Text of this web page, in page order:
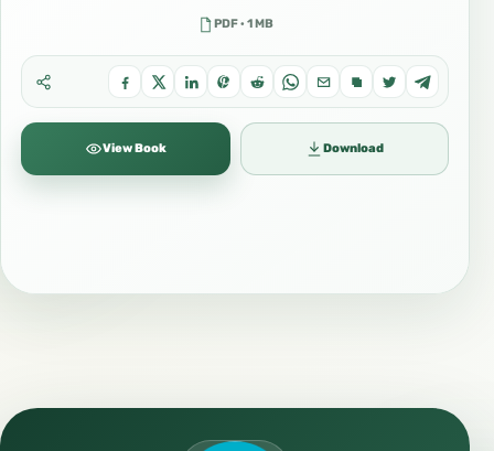
PDF · 1 MB
View Book Download